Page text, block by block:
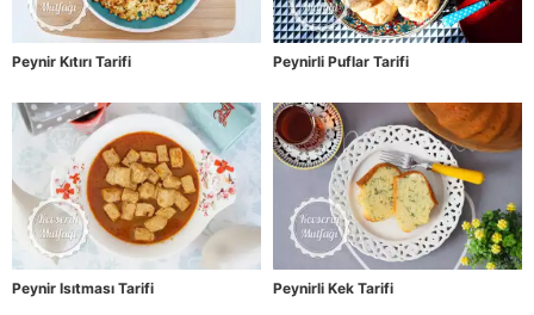
Peynir Kıtırı Tarifi Peynirli Puflar Tarifi
Peynir Isıtması Tarifi Peynirli Kek Tarifi